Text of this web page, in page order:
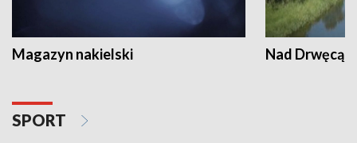
Magazyn nakielski Nad Drwęcą
SPORT